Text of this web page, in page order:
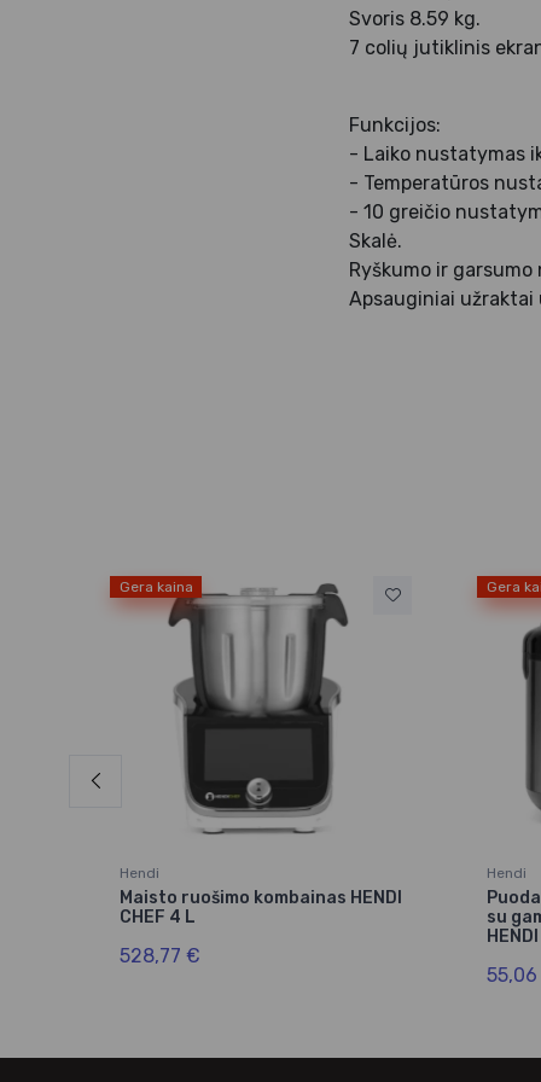
Svoris 8.59 kg.
7 colių jutiklinis
Funkcijos:
- Laiko nustatymas
- Temperatūros
- 10 greičio
Skalė.
Ryškumo ir
Apsauginiai
Gera kaina
Hendi
Maisto ruošimo kombainas HENDI
CHEF 4 L
528,77 €
Gera
Hendi
su